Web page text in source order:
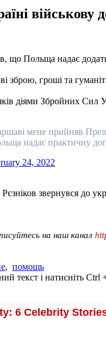
військову
Польща надає
зброю, гроші та
діями Збройних Сил
мене прийняв
надає практичну
24, 2022
звернувся до
на наш канал
, помощь
текст і натисніть